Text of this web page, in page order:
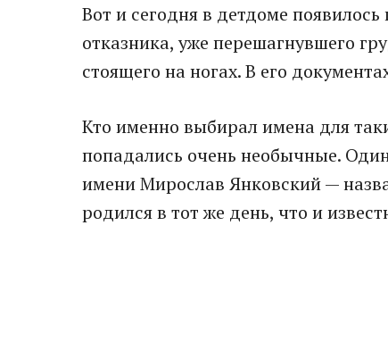
Вот и сегодня в детдоме
отказника, уже перешагнувшего
стоящего на ногах. В его
Кто именно выбирал имена для
попадались очень необычные.
имени Мирослав Янковский —
родился в тот же день, что и